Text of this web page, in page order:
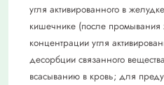
угля активированного в
кишечнике (после
концентрации угля
десорбции связанного
всасыванию в кровь; для